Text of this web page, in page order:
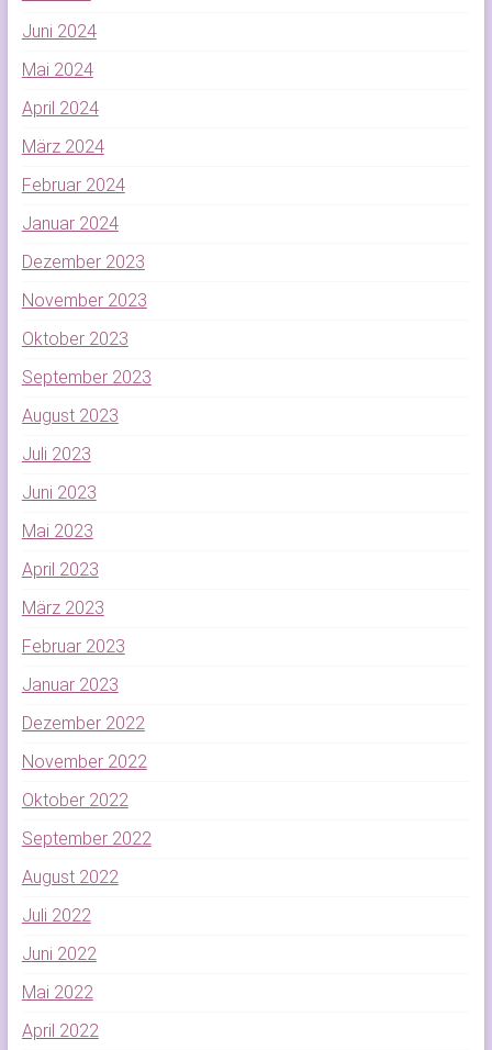
Juni 2024
Mai 2024
April 2024
März 2024
Februar 2024
Januar 2024
Dezember 2023
November 2023
Oktober 2023
September 2023
August 2023
Juli 2023
Juni 2023
Mai 2023
April 2023
März 2023
Februar 2023
Januar 2023
Dezember 2022
November 2022
Oktober 2022
September 2022
August 2022
Juli 2022
Juni 2022
Mai 2022
April 2022